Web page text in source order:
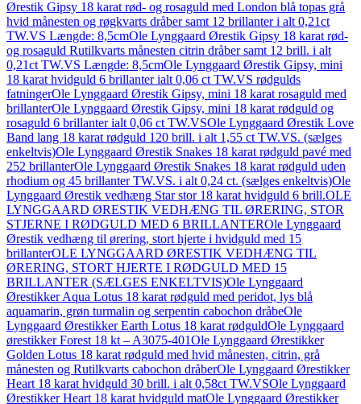
Ørestik Gipsy 18 karat rød- og rosaguld med London blå topas grå
hvid månesten og røgkvarts dråber samt 12 brillanter i alt 0,21ct
TW.VS Længde: 8,5cmOle Lynggaard Ørestik Gipsy 18 karat rød-
og rosaguld Rutilkvarts månesten citrin dråber samt 12 brill. i alt
0,21ct TW.VS Længde: 8,5cmOle Lynggaard Ørestik Gipsy, mini
18 karat hvidguld 6 brillanter ialt 0,06 ct TW.VS rødgulds
fatningerOle Lynggaard Ørestik Gipsy, mini 18 karat rosaguld med
brillanterOle Lynggaard Ørestik Gipsy, mini 18 karat rødguld og
rosaguld 6 brillanter ialt 0,06 ct TW.VSOle Lynggaard Ørestik Love
Band lang 18 karat rødguld 120 brill. i alt 1,55 ct TW.VS. (sælges
enkeltvis)Ole Lynggaard Ørestik Snakes 18 karat rødguld pavé med
252 brillanterOle Lynggaard Ørestik Snakes 18 karat rødguld uden
rhodium og 45 brillanter TW.VS. i alt 0,24 ct. (sælges enkeltvis)Ole
Lynggaard Ørestik vedhæng Star stor 18 karat hvidguld 6 brill.OLE
LYNGGAARD ØRESTIK VEDHÆNG TIL ØRERING, STOR
STJERNE I RØDGULD MED 6 BRILLANTEROle Lynggaard
Ørestik vedhæng til ørering, stort hjerte i hvidguld med 15
brillanterOLE LYNGGAARD ØRESTIK VEDHÆNG TIL
ØRERING, STORT HJERTE I RØDGULD MED 15
BRILLANTER (SÆLGES ENKELTVIS)Ole Lynggaard
Ørestikker Aqua Lotus 18 karat rødguld med peridot, lys blå
aquamarin, grøn turmalin og serpentin cabochon dråbeOle
Lynggaard Ørestikker Earth Lotus 18 karat rødguldOle Lynggaard
ørestikker Forest 18 kt – A3075-401Ole Lynggaard Ørestikker
Golden Lotus 18 karat rødguld med hvid månesten, citrin, grå
månesten og Rutilkvarts cabochon dråberOle Lynggaard Ørestikker
Heart 18 karat hvidguld 30 brill. i alt 0,58ct TW.VSOle Lynggaard
Ørestikker Heart 18 karat hvidguld matOle Lynggaard Ørestikker